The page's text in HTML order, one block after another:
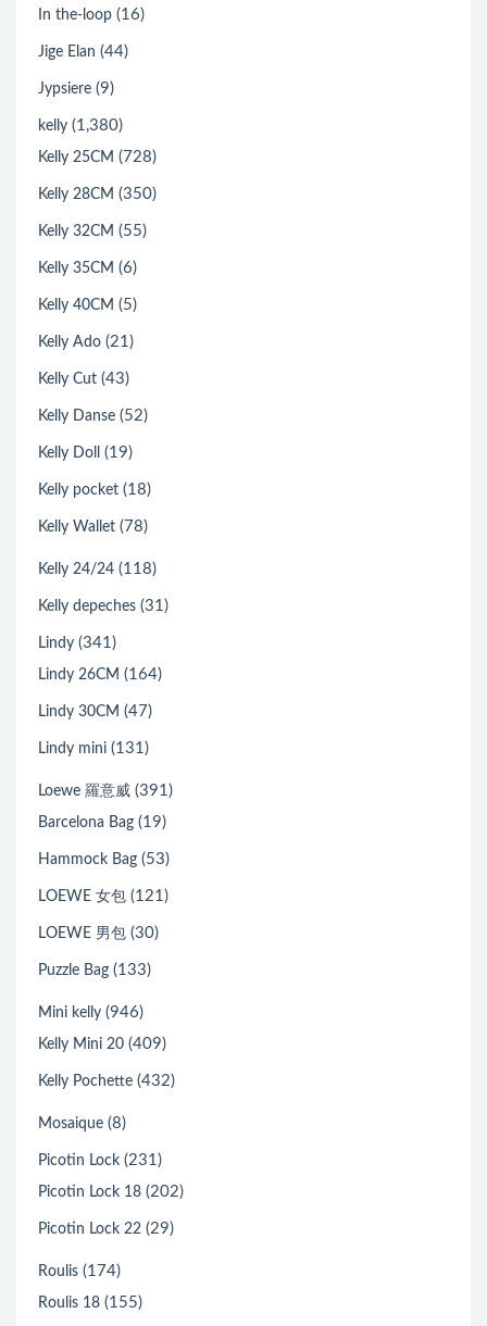
In the-loop (16)
Jige Elan (44)
Jypsiere (9)
kelly (1,380)
Kelly 25CM (728)
Kelly 28CM (350)
Kelly 32CM (55)
Kelly 35CM (6)
Kelly 40CM (5)
Kelly Ado (21)
Kelly Cut (43)
Kelly Danse (52)
Kelly Doll (19)
Kelly pocket (18)
Kelly Wallet (78)
Kelly 24/24 (118)
Kelly depeches (31)
Lindy (341)
Lindy 26CM (164)
Lindy 30CM (47)
Lindy mini (131)
Loewe 羅意威 (391)
Barcelona Bag (19)
Hammock Bag (53)
LOEWE 女包 (121)
LOEWE 男包 (30)
Puzzle Bag (133)
Mini kelly (946)
Kelly Mini 20 (409)
Kelly Pochette (432)
Mosaique (8)
Picotin Lock (231)
Picotin Lock 18 (202)
Picotin Lock 22 (29)
Roulis (174)
Roulis 18 (155)